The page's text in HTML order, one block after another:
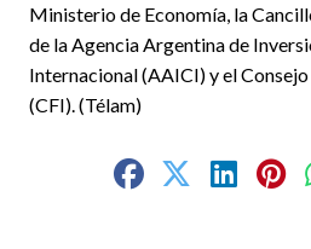
Ministerio de Economía, la
de la Agencia Argentina de
Internacional (AAICI) y el
(CFI). (Télam)